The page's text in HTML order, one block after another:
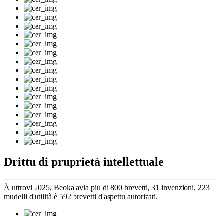
Drittu di pruprietà intellettuale
À uttrovi 2025, Beoka avia più di 800 brevetti, 31 invenzioni, 223
mudelli d'utilità è 592 brevetti d'aspettu autorizati.